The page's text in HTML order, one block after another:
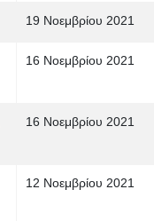
19 Νοεμβρίου 2021
16 Νοεμβρίου 2021
16 Νοεμβρίου 2021
12 Νοεμβρίου 2021